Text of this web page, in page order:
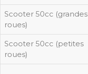
Scooter 50cc (grandes
roues)
Scooter 50cc (petites
roues)